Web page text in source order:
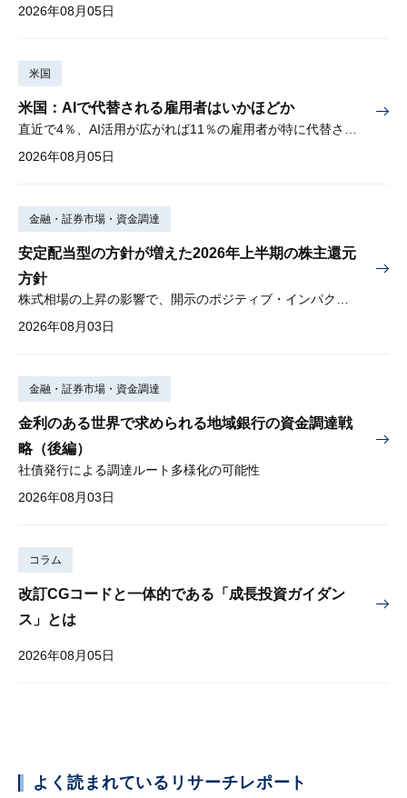
2026年08月05日
米国
米国：AIで代替される雇用者はいかほどか
2026年08月05日
金融・証券市場・資金調達
安定配当型の方針が増えた2026年上半期の株主還元
方針
株式相場の上昇の影響で、開示のポジティブ・インパクトは低下
2026年08月03日
金融・証券市場・資金調達
金利のある世界で求められる地域銀行の資金調達戦
略（後編）
社債発行による調達ルート多様化の可能性
2026年08月03日
コラム
改訂CGコードと一体的である「成長投資ガイダン
ス」とは
2026年08月05日
よく読まれているリサーチレポート